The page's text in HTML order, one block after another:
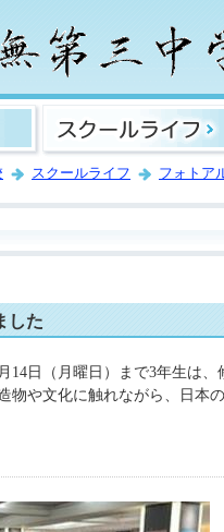
スクールライフ フォトア
した
14日（月曜日）まで3年生は
物や文化に触れながら、日本